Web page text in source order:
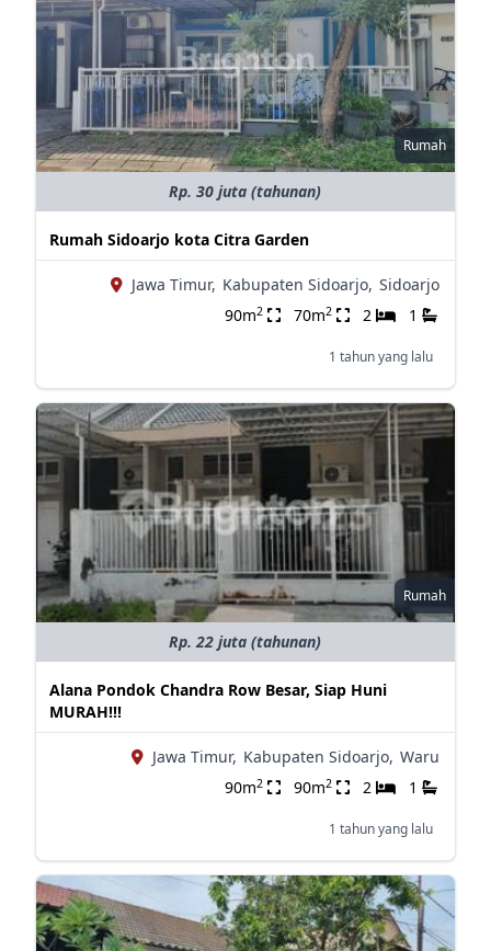
Rumah
Rp. 30 juta (tahunan)
Rumah Sidoarjo kota Citra Garden
Jawa Timur, Kabupaten Sidoarjo, Sidoarjo
90m2 70m2 2 1
1 tahun yang lalu
Rumah
Rp. 22 juta (tahunan)
Alana Pondok Chandra Row Besar, Siap Huni
MURAH!!!
Jawa Timur, Kabupaten Sidoarjo, Waru
90m2 90m2 2 1
1 tahun yang lalu